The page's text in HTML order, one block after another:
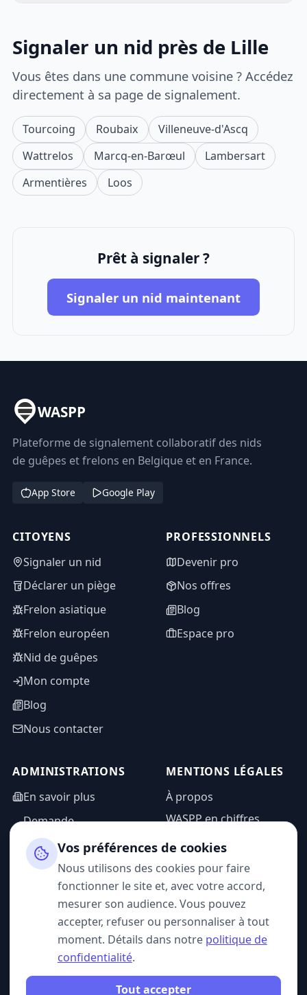
Signaler un nid près de Lille
Vous êtes dans une commune voisine ? Accédez
directement à sa page de signalement.
Tourcoing Roubaix
Villeneuve-d'Ascq
Wattrelos
Marcq-en-Barœul
Lambersart
Armentières
Loos
Prêt à signaler ?
Signaler un nid maintenant
WASPP
Plateforme de signalement collaboratif des nids
de guêpes et frelons en Belgique et en France.
App Store Google Play
CITOYENS
Signaler un nid
Déclarer un piège
Frelon asiatique
Frelon européen
Nid de guêpes
Mon compte
Blog
Nous contacter
PROFESSIONNELS
Devenir pro
Nos offres
Blog
Espace pro
ADMINISTRATIONS
En savoir plus
Demande
d'information
Espace admin
MENTIONS LÉGALES
À propos
WASPP en chiffres
Mentions légales
Politique de
confidentialité
CGU
SUIVEZ-NOUS
Vos préférences de cookies
Nous utilisons des cookies pour faire
fonctionner le site et, avec votre accord,
mesurer son audience. Vous pouvez
accepter, refuser ou personnaliser à tout
moment. Détails dans notre politique de
confidentialité.
Tout accepter